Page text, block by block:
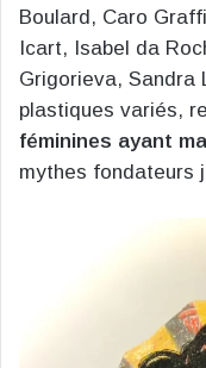
Boulard, Caro
Icart, Isabel da
Grigorieva, Sandra
plastiques variés,
féminines ayant
mythes fondateurs